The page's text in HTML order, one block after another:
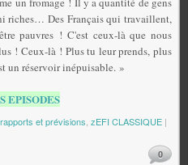
riches… Des Français qui travaillent,
pauvres ! C'est ceux-là que nous
! Ceux-là ! Plus tu leur prends, plus
un réservoir inépuisable. »
EPISODES
et prévisions zEFI CLASSIQUE |
0